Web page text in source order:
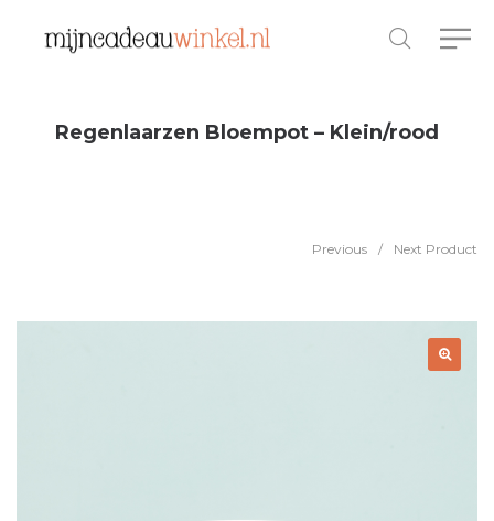
Regenlaarzen Bloempot – Klein/rood
Previous / Next Product